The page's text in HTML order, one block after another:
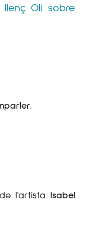
llenç Oli sobre
.
de l'artista Isabel